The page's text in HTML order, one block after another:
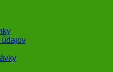
údajov